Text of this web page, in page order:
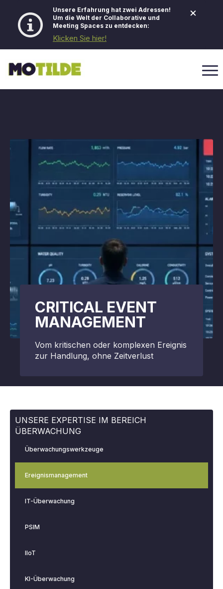
Unsere Erfahrung hat zwei Adressen!
Um die Welt der Collaborative und
Meeting Spaces zu entdecken:
Klicken Sie hier!
×
CRITICAL EVENT
MANAGEMENT
Vom kritischen oder komplexen Ereignis
zur Handlung, ohne Zeitverlust
UNSERE EXPERTISE IM BEREICH
ÜBERWACHUNG
Überwachungswerkzeuge
Ereignismanagement
IT-Überwachung
PSIM
IIoT
KI-Überwachung